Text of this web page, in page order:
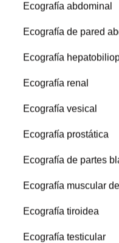
Ecografía abdominal
Ecografía de pared
Ecografía
Ecografía renal
Ecografía vesical
Ecografía prostática
Ecografía de partes
Ecografía muscular
Ecografía tiroidea
Ecografía testicular